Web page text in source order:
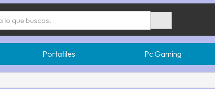
Portatiles Pc Gaming